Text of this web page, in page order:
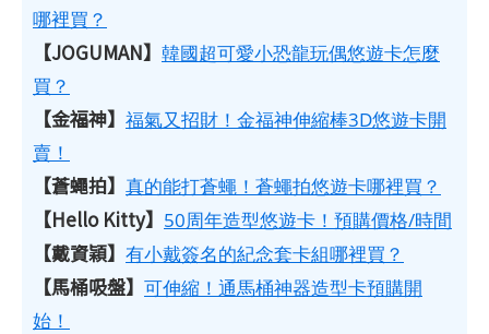
哪裡買？
【JOGUMAN】 韓國超可愛小恐龍玩偶悠遊卡怎麼
買？
【金福神】 福氣又招財！金福神伸縮棒3D悠遊卡開
賣！
【蒼蠅拍】 真的能打蒼蠅！蒼蠅拍悠遊卡哪裡買？
【Hello Kitty】 50周年造型悠遊卡！預購價格/時間
【戴資穎】 有小戴簽名的紀念套卡組哪裡買？
【馬桶吸盤】 可伸縮！通馬桶神器造型卡預購開
始！